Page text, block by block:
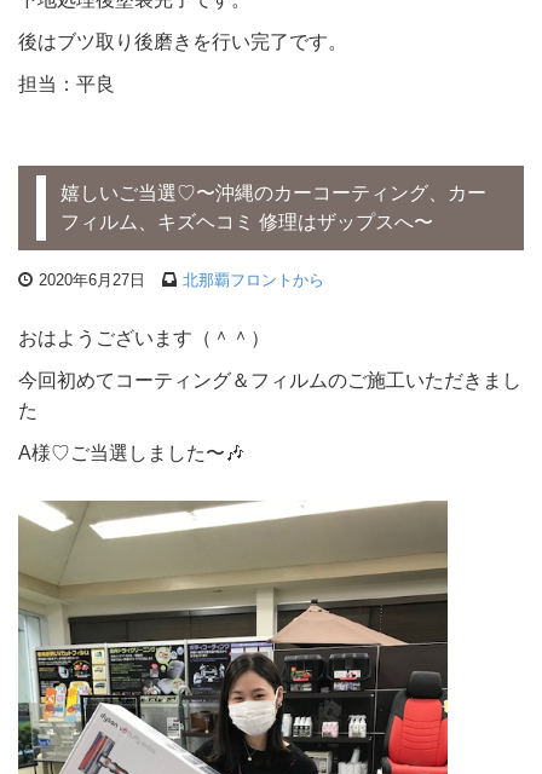
後はブツ取り後磨きを行い完了です。
担当：平良
嬉しいご当選♡〜沖縄のカーコーティング、カー
フィルム、キズヘコミ 修理はザップスへ〜
2020年6月27日 北那覇フロントから
おはようございます（＾＾）
今回初めてコーティング＆フィルムのご施工いただきまし
た
A様♡ご当選しました〜🎶